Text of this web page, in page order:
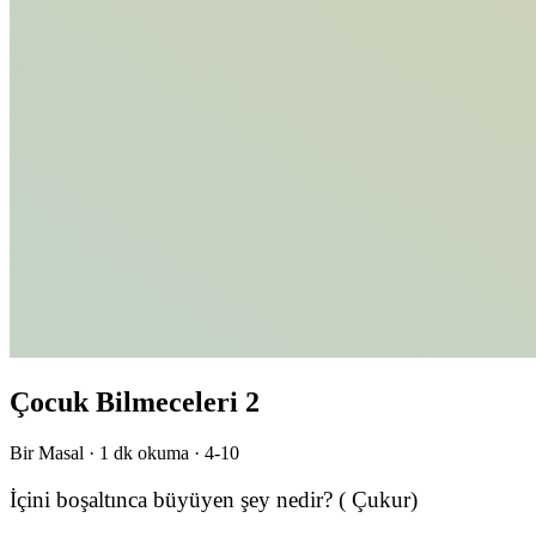
Çocuk Bilmeceleri 2
Bir Masal · 1 dk okuma · 4-10
İçini boşaltınca büyüyen şey nedir? ( Çukur)